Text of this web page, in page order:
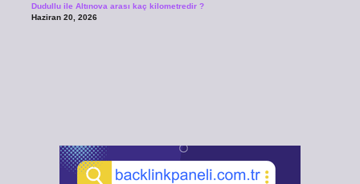
Dudullu ile Altınova arası kaç kilometredir ?
Haziran 20, 2026